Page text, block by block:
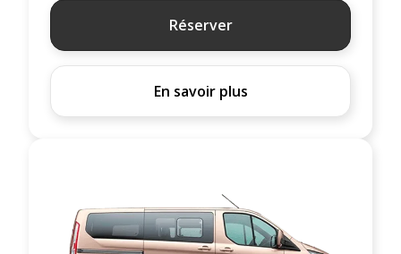
Réserver
En savoir plus